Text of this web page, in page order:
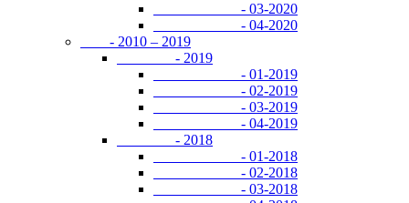
- 03-2020
- 04-2020
- 2010 – 2019
- 2019
- 01-2019
- 02-2019
- 03-2019
- 04-2019
- 2018
- 01-2018
- 02-2018
- 03-2018